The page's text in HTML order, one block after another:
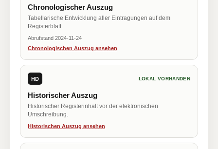
Chronologischer Auszug
Tabellarische Entwicklung aller Eintragungen auf dem
Registerblatt.
Abrufstand 2024-11-24
Chronologischen Auszug ansehen
HD LOKAL VORHANDEN
Historischer Auszug
Historischer Registerinhalt vor der elektronischen
Umschreibung.
Historischen Auszug ansehen